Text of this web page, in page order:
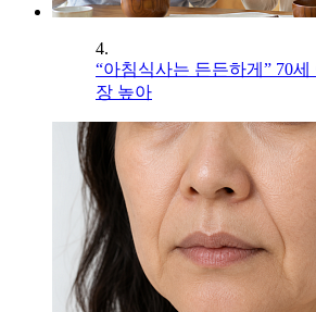
4.
“아침식사는 든든하게” 70
장 높아